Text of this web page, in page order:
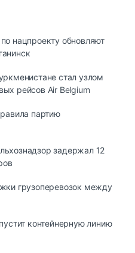
нацпроекту обновляют
стал узлом
рейсов Air Belgium
партию
задержал 12
грузоперевозок между
контейнерную линию